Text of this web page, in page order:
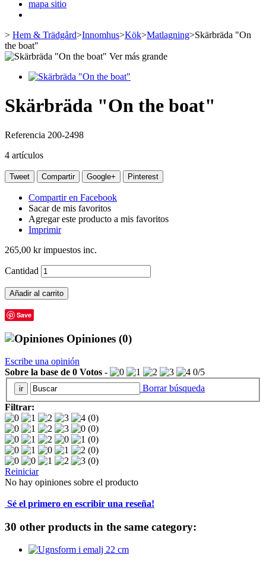
mapa sitio
> Hem & Trädgård>Innomhus>Kök>Matlagning>Skärbräda "On
the boat"
Ver más grande
Skärbräda "On the boat"
Referencia 200-2498
4 artículos
Tweet Compartir Google+ Pinterest
Compartir en Facebook
Sacar de mis favoritos
Agregar este producto a mis favoritos
Imprimir
265,00 krimpuestos inc.
Cantidad
Añadir al carrito
Save
Opiniones (0)
Escribe una opinión
Sobre la base de 0 Votos - 0/5
Borrar búsqueda
Filtrar:
(0)
(0)
(0)
(0)
(0)
Reiniciar
No hay opiniones sobre el producto
Sé el primero en escribir una reseña!
30 other products in the same category: